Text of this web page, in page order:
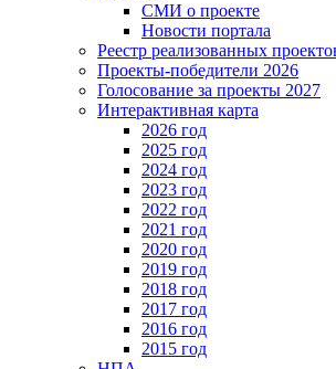
СМИ о проекте
Новости портала
Реестр реализованных
Проекты-победители 2026
Голосование за проекты 2027
Интерактивная карта
2026 год
2025 год
2024 год
2023 год
2022 год
2021 год
2020 год
2019 год
2018 год
2017 год
2016 год
2015 год